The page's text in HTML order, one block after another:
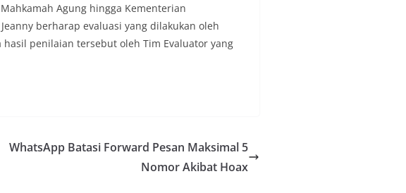
Agung hingga Kementerian
berharap evaluasi yang dilakukan oleh
penilaian tersebut oleh Tim Evaluator yang
WhatsApp Batasi Forward Pesan Maksimal 5
Nomor Akibat Hoax